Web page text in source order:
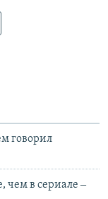
говорил
чем в сериале ‒